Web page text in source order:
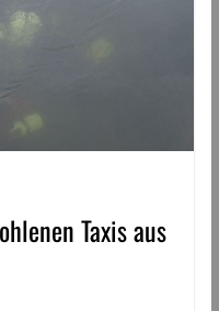
Taxis aus